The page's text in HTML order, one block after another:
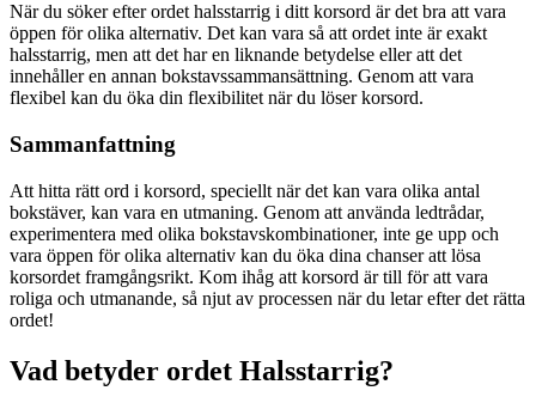
När du söker efter ordet halsstarrig i ditt korsord är det bra att vara
öppen för olika alternativ. Det kan vara så att ordet inte är exakt
halsstarrig, men att det har en liknande betydelse eller att det
innehåller en annan bokstavssammansättning. Genom att vara
flexibel kan du öka din flexibilitet när du löser korsord.
Sammanfattning
Att hitta rätt ord i korsord, speciellt när det kan vara olika antal
bokstäver, kan vara en utmaning. Genom att använda ledtrådar,
experimentera med olika bokstavskombinationer, inte ge upp och
vara öppen för olika alternativ kan du öka dina chanser att lösa
korsordet framgångsrikt. Kom ihåg att korsord är till för att vara
roliga och utmanande, så njut av processen när du letar efter det rätta
ordet!
Vad betyder ordet Halsstarrig?